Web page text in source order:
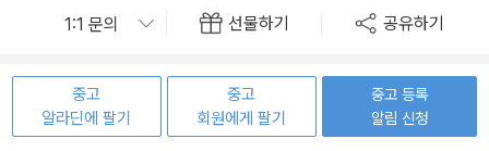
선물하기 공유하기
중고
알라딘에 팔기
중고
회원에게 팔기
중고 등록
알림 신청